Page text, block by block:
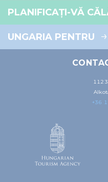
PLANIFICAȚI-VĂ
UNGARIA PENTRU
1123
+36